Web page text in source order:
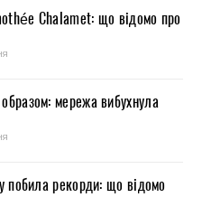
Chalamet: що відомо про
мережа вибухнула
побила рекорди: що відомо